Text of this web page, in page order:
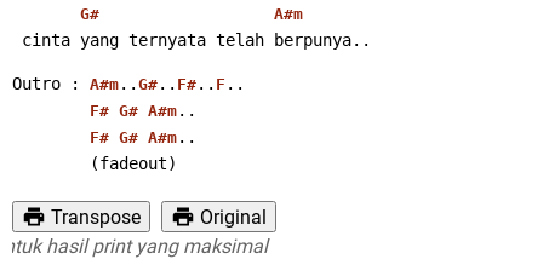
G# A#m
cinta yang ternyata telah berpunya..
Outro : A#m .. G# .. F# .. F ..
F# G# A#m ..
F# G# A#m ..
        (fadeout)
Transpose
Original
hasil print yang maksimal